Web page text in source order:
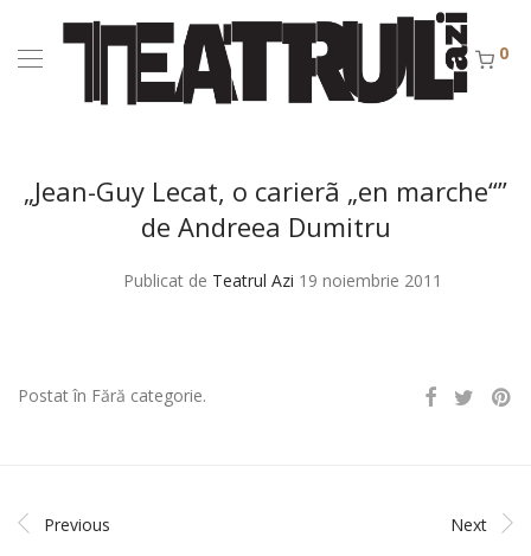
0
„Jean-Guy Lecat, o carierã „en marche“”
de Andreea Dumitru
Publicat de Teatrul Azi 19 noiembrie 2011
Postat în Fără categorie.
Previous Next